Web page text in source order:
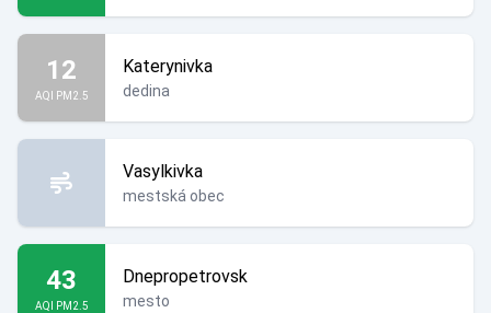
12
AQI PM2.5
Katerynivka
dedina
Vasylkivka
mestská obec
43
AQI PM2.5
Dnepropetrovsk
mesto